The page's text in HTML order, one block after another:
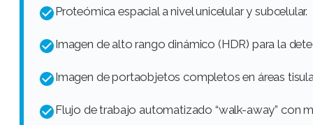
Proteómica espacial a nivel unicelular y subcelular.
Imagen de alto rango dinámico (HDR) para la
Imagen de portaobjetos completos en áreas
Flujo de trabajo automatizado “walk-away” con